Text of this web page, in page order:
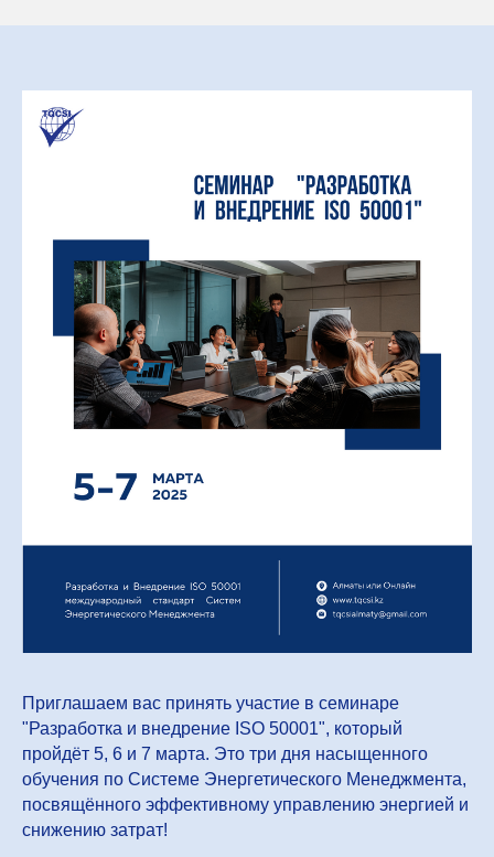
Приглашаем вас принять участие в семинаре
"Разработка и внедрение ISO 50001", который
пройдёт 5, 6 и 7 марта. Это три дня насыщенного
обучения по Системе Энергетического Менеджмента,
посвящённого эффективному управлению энергией и
снижению затрат!